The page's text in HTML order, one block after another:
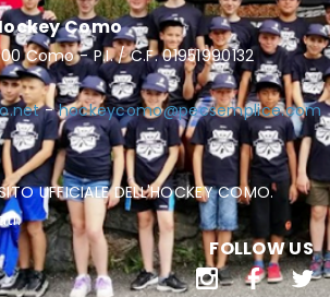
Como
Como - P.I. / C.F. 01951990132
-hockeycomo@pecsemplice.com
UFFICIALE DELL'HOCKEY COMO.
FOLLOW US